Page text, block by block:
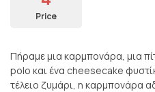
Price
Πήραμε μια καρμπονάρα, μια
polo και ένα cheesecake
τέλειο ζυμάρι, η καρμπονάρα